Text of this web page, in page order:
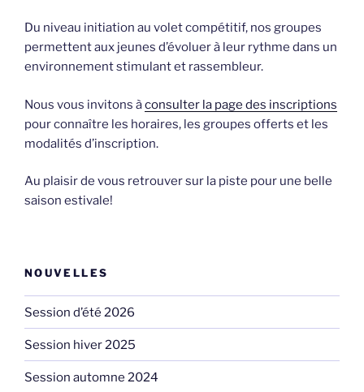
Du niveau initiation au volet compétitif, nos groupes
permettent aux jeunes d’évoluer à leur rythme dans un
environnement stimulant et rassembleur.
Nous vous invitons àconsulter la page des inscriptions
pour connaître les horaires, les groupes offerts et les
modalités d’inscription.
Au plaisir de vous retrouver sur la piste pour une belle
saison estivale!
NOUVELLES
Session d’été 2026
Session hiver 2025
Session automne 2024